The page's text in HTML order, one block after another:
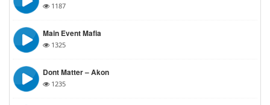
1187
Main Event Mafia
1325
Dont Matter – Akon
1235